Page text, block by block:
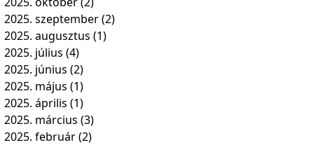
2025. szeptember(2)
2025. augusztus (1)
2025. július (4)
2025. június (2)
2025. május (1)
2025. április (1)
2025. március (3)
2025. február(2)